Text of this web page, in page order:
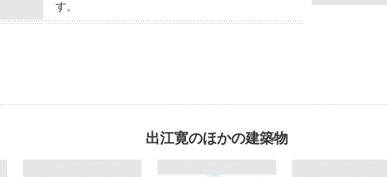
す。
出江寛のほかの建築物